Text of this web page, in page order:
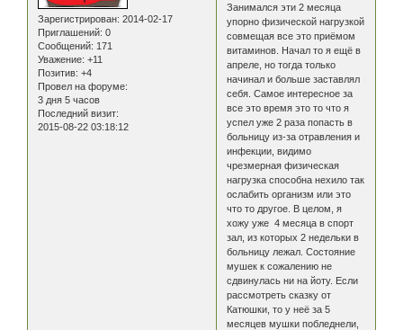
Зарегистрирован: 2014-02-17
Приглашений: 0
Сообщений: 171
Уважение: +11
Позитив: +4
Провел на форуме:
3 дня 5 часов
Последний визит:
2015-08-22 03:18:12
Занимался эти 2 месяца
упорно физической нагрузкой
совмещая все это приёмом
витаминов. Начал то я ещё в
апреле, но тогда только
начинал и больше заставлял
себя. Самое интересное за
все это время это то что я
успел уже 2 раза попасть в
больницу из-за отравления и
инфекции, видимо
чрезмерная физическая
нагрузка способна нехило так
ослабить организм или это
что то другое. В целом, я
хожу уже 4 месяца в спорт
зал, из которых 2 недельки в
больницу лежал. Состояние
мушек к сожалению не
сдвинулась ни на йоту. Если
рассмотреть сказку от
Катюшки, то у неё за 5
месяцев мушки побледнели,